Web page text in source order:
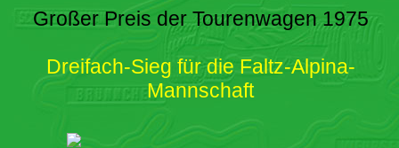
Großer Preis der Tourenwagen 1975
Dreifach-Sieg für die Faltz-Alpina-
Mannschaft